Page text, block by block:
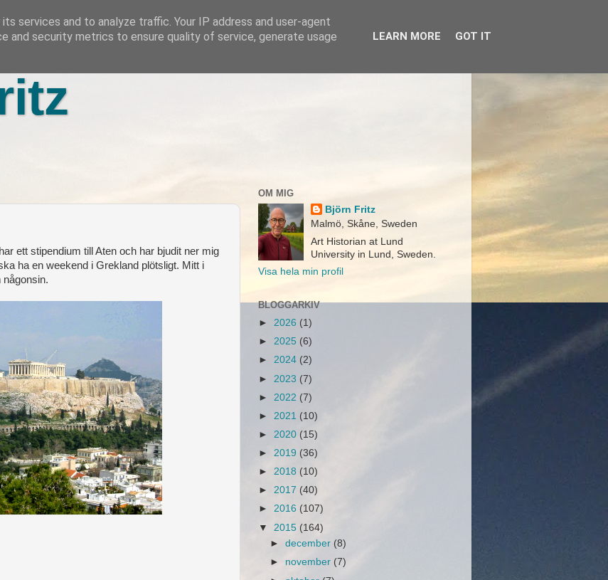
ett stipendium till Aten och har bjudit ner mig
ha en weekend i Grekland plötsligt. Mitt i
någonsin.
OM MIG
Björn Fritz
Malmö, Skåne, Sweden
Art Historian at Lund
University in Lund, Sweden.
Visa hela min profil
BLOGGARKIV
► 2026 (1)
► 2025 (6)
► 2024 (2)
► 2023 (7)
► 2022 (7)
► 2021 (10)
► 2020 (15)
► 2019 (36)
► 2018 (10)
► 2017 (40)
► 2016 (107)
▼ 2015 (164)
►december (8)
► november (7)
services and to analyze traffic. Your IP address and user-agent
and security metrics to ensure quality of service, generate usage
LEARN MORE GOT IT